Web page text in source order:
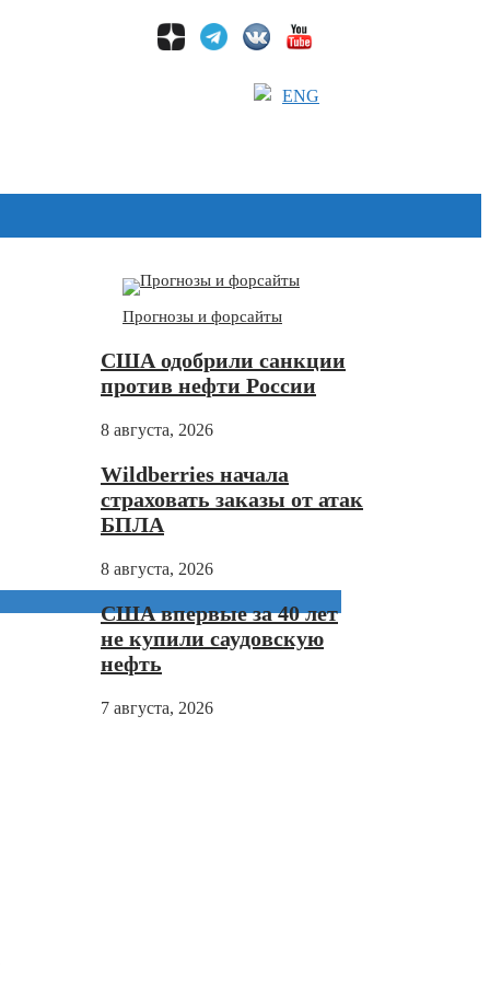
ENG
Прогнозы и форсайты
США одобрили санкции
против нефти России
8 августа, 2026
Wildberries начала
страховать заказы от атак
БПЛА
8 августа, 2026
США впервые за 40 лет
не купили саудовскую
нефть
7 августа, 2026